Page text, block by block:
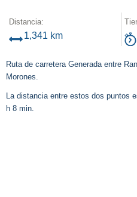
Distancia:
1,341 km
Ruta de carretera Generada entre
Morones.
La distancia entre estos dos puntos
h 8 min.